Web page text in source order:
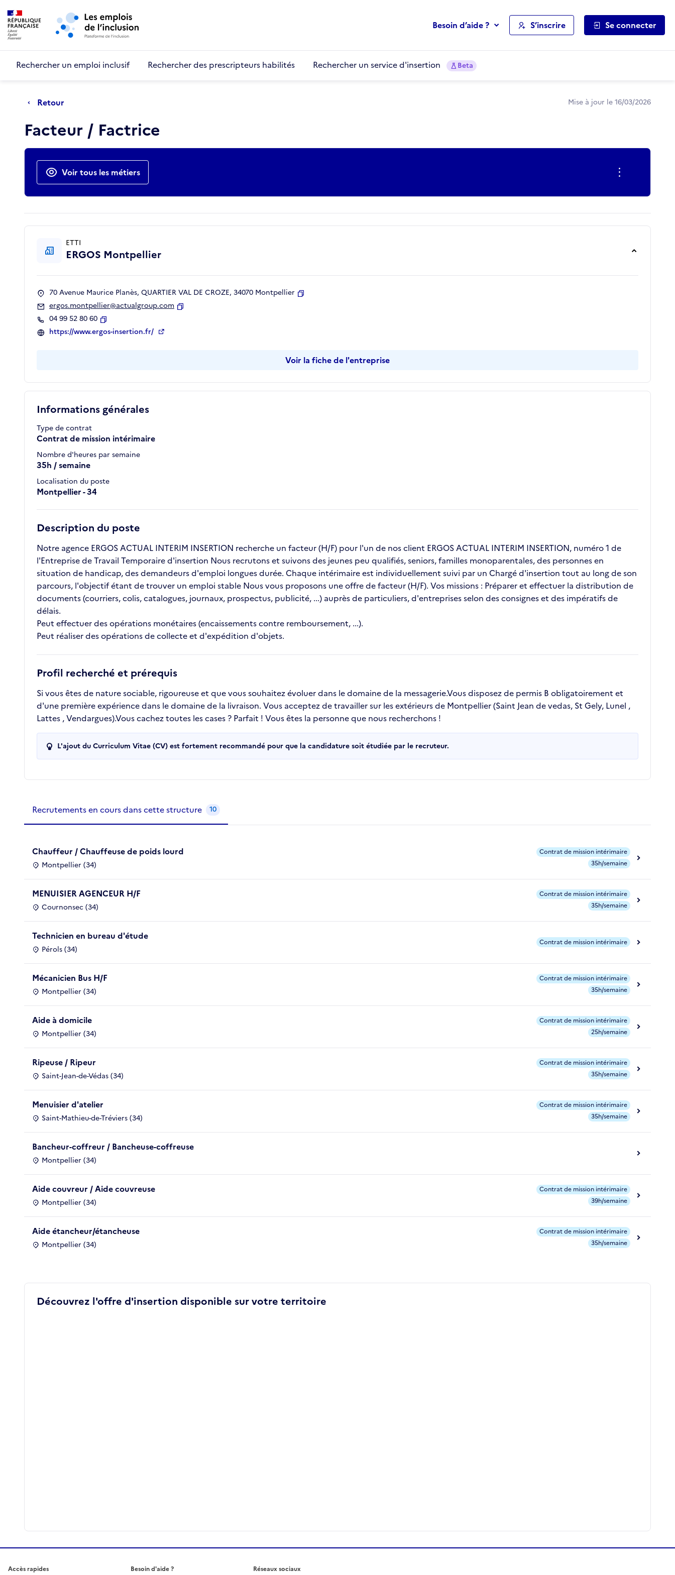
Aller au menu principal
Besoin d’aide ? S’inscrire Se connecter
Rechercher un emploi inclusif Rechercher des prescripteurs habilités Rechercher un service d'insertion Beta
Retour Mise à jour le 16/03/2026
Facteur / Factrice
Actions rapides
Voir tous les métiers
Informations générales
Type de contrat
Contrat de mission intérimaire
Nombre d'heures par semaine
35h / semaine
Localisation du poste
Montpellier - 34
Description du poste
Notre agence ERGOS ACTUAL INTERIM INSERTION recherche un facteur (H/F) pour l'un de nos client ERGOS ACTUAL INTERIM INSERTION, numéro 1 de
l'Entreprise de Travail Temporaire d'insertion Nous recrutons et suivons des jeunes peu qualifiés, seniors, familles monoparentales, des personnes en
situation de handicap, des demandeurs d'emploi longues durée. Chaque intérimaire est individuellement suivi par un Chargé d'insertion tout au long de son
parcours, l'objectif étant de trouver un emploi stable Nous vous proposons une offre de facteur (H/F). Vos missions : Préparer et effectuer la distribution de
documents (courriers, colis, catalogues, journaux, prospectus, publicité, ...) auprès de particuliers, d'entreprises selon des consignes et des impératifs de
délais.
Peut effectuer des opérations monétaires (encaissements contre remboursement, ...).
Peut réaliser des opérations de collecte et d'expédition d'objets.
Profil recherché et prérequis
Si vous êtes de nature sociable, rigoureuse et que vous souhaitez évoluer dans le domaine de la messagerie.Vous disposez de permis B obligatoirement et
d'une première expérience dans le domaine de la livraison. Vous acceptez de travailler sur les extérieurs de Montpellier (Saint Jean de vedas, St Gely, Lunel ,
Lattes , Vendargues).Vous cachez toutes les cases ? Parfait ! Vous êtes la personne que nous recherchons !
L'ajout du Curriculum Vitae (CV) est fortement recommandé pour que la candidature soit étudiée par le recruteur.
ETTI
ERGOS Montpellier
70 Avenue Maurice Planès, QUARTIER VAL DE CROZE, 34070 Montpellier
ergos.montpellier@actualgroup.com
04 99 52 80 60
Copier
https://www.ergos-insertion.fr/
Voir la fiche de l'entreprise
Recrutements de la structure
Recrutements en cours dans cette structure 10
Chauffeur / Chauffeuse de poids lourd
Montpellier (34)
Contrat de mission intérimaire
35h/semaine
MENUISIER AGENCEUR H/F
Cournonsec (34)
Contrat de mission intérimaire
35h/semaine
Technicien en bureau d'étude
Pérols (34)
Contrat de mission intérimaire
Mécanicien Bus H/F
Montpellier (34)
Contrat de mission intérimaire
35h/semaine
Aide à domicile
Montpellier (34)
Contrat de mission intérimaire
25h/semaine
Ripeuse / Ripeur
Saint-Jean-de-Védas (34)
Contrat de mission intérimaire
35h/semaine
Menuisier d'atelier
Saint-Mathieu-de-Tréviers (34)
Contrat de mission intérimaire
35h/semaine
Bancheur-coffreur / Bancheuse-coffreuse
Montpellier (34)
Aide couvreur / Aide couvreuse
Montpellier (34)
Contrat de mission intérimaire
39h/semaine
Aide étancheur/étancheuse
Montpellier (34)
Contrat de mission intérimaire
35h/semaine
Découvrez l'offre d'insertion disponible sur votre territoire
Accès rapides Besoin d'aide ? Réseaux sociaux